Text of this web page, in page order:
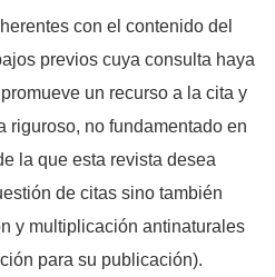
con el contenido del
previos cuya consulta haya
un recurso a la cita y
riguroso, no fundamentado en
la que esta revista desea
de citas sino también
y multiplicación antinaturales
para su publicación).